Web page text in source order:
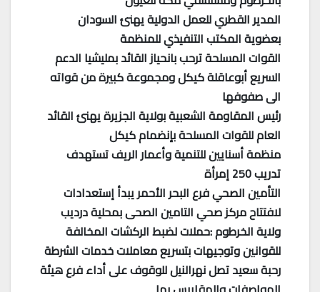
المدير القطري للعمل الدولية يهنئ السودان
بعضوية المكتب التنفيذي للمنظمة
القوات المسلحة ترحب بانحياز القائد بمليشيا الدعم
السريع أبوعاقلة كيكل ومجموعة كبيرة من قواته
الى صفوفها
رئيس المقاومة الشعبية بولاية الجزيرة يهنئ القائد
العام للقوات المسلحة بإنضمام كيكل
منظمة أسنايين للتنمية وأعمار الريف تستهدف
تدريب 250 إمرأة
التأمين الصحي فرع البحر الأحمر يبدأ إستعدادات
لافتتاح مركز صحي التامين الصحى بمحلية درديب
ولاية الخرطوم :حملات لضبط الركشات المخالفة
للقوانين وتوجيهات بتسريع معاملات خدمات الشرطة
رحبة سعيد تصل نهرالنيل للوقوف على أداء فرع هيئة